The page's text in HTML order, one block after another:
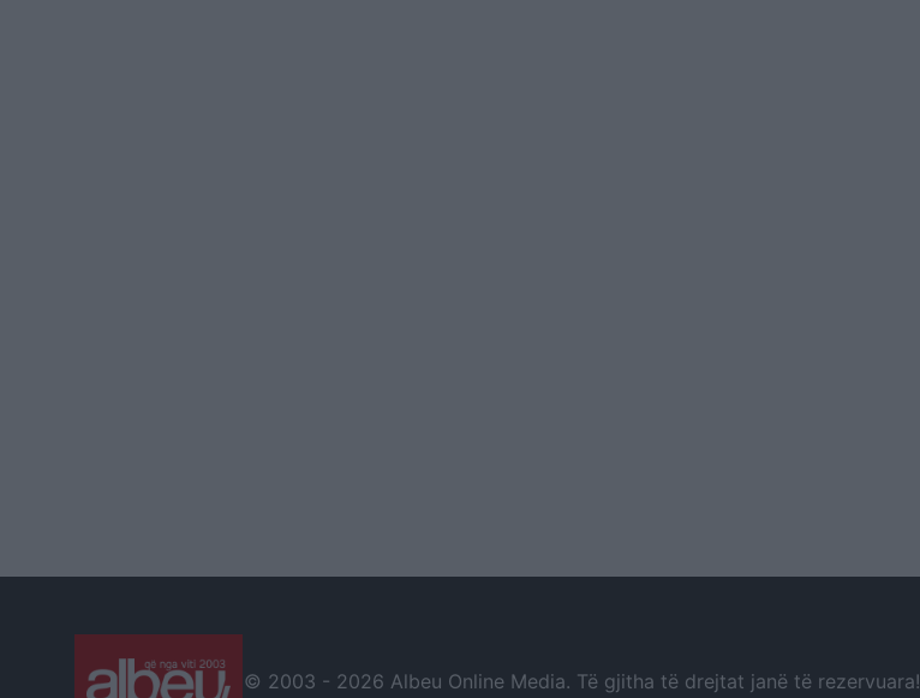
© 2003 - 2026 Albeu Online Media. Të gjitha të drejtat janë të rezervuara!